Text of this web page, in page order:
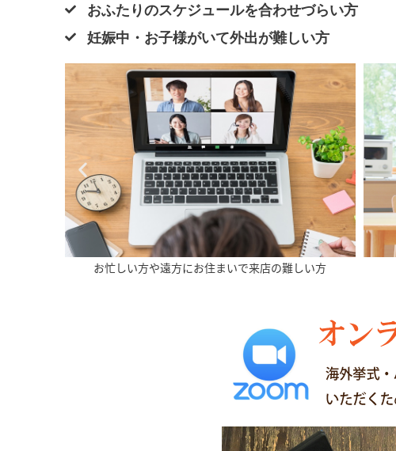
おふたりのスケジュールを合わせづらい方
妊娠中・お子様がいて外出が難しい方
おふたりのスケジュールを合わせづらい方